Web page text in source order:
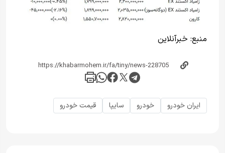
منبع: خبرآنلاین
ایران خودرو خودرو سایپا قیمت خودرو